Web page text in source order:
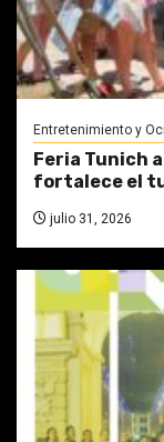
Entretenimiento y
Feria Tunich
fortalece el
julio 31, 2026